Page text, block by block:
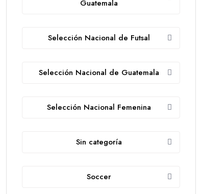
Guatemala
Selección Nacional de Futsal
Selección Nacional de Guatemala
Selección Nacional Femenina
Sin categoría
Soccer